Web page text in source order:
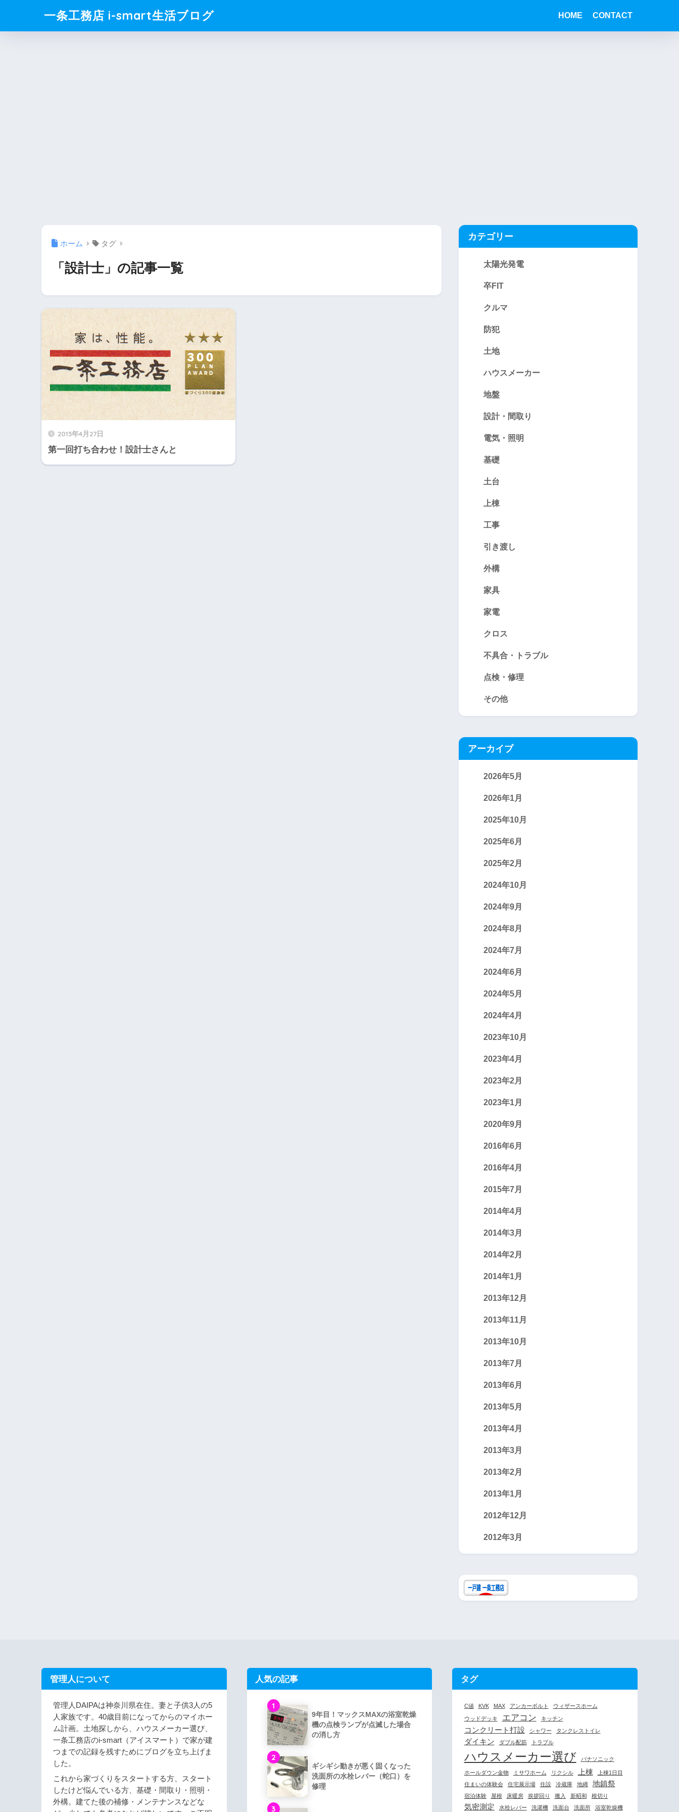
一条工務店 i-smart生活ブログ HOME CONTACT
ホーム タグ
「設計士」の記事一覧
2013年4月27日
第一回打ち合わせ！設計士さんと
カテゴリー
太陽光発電
卒FIT
クルマ
防犯
土地
ハウスメーカー
地盤
設計・間取り
電気・照明
基礎
土台
上棟
工事
引き渡し
外構
家具
家電
クロス
不具合・トラブル
点検・修理
その他
アーカイブ
2026年5月
2026年1月
2025年10月
2025年6月
2025年2月
2024年10月
2024年9月
2024年8月
2024年7月
2024年6月
2024年5月
2024年4月
2023年10月
2023年4月
2023年2月
2023年1月
2020年9月
2016年6月
2016年4月
2015年7月
2014年4月
2014年3月
2014年2月
2014年1月
2013年12月
2013年11月
2013年10月
2013年7月
2013年6月
2013年5月
2013年4月
2013年3月
2013年2月
2013年1月
2012年12月
2012年3月
管理人について
管理人DAIPAは神奈川県在住。妻と子供3人の5
人家族です。40歳目前になってからのマイホー
ム計画。土地探しから、ハウスメーカー選び、
一条工務店のi-smart（アイスマート）で家が建
つまでの記録を残すためにブログを立ち上げま
した。
これから家づくりをスタートする方、スタート
したけど悩んでいる方、基礎・間取り・照明・
外構。建てた後の補修・メンテナンスなどな
人気の記事
1
9年目！マックスMAXの浴室乾燥
機の点検ランプが点滅した場合
の消し方
2
ギシギシ動きが悪く固くなった
洗面所の水栓レバー（蛇口）を
修理
3
タグ
C値 KVK MAX アンカーボルト ウィザースホーム
ウッドデッキ エアコン キッチン
コンクリート打設 シャワー タンクレストイレ
ダイキン ダブル配筋 トラブル
ハウスメーカー選び パナソニック
ホールダウン金物 ミサワホーム リクシル 上棟
上棟1日目
住まいの体験会
住宅展示場 住設 冷蔵庫 地縄 地鎮祭
宿泊体験 屋根 床暖房 挨拶回り 搬入 新昭和 根切り
気密測定 水栓レバー 洗濯機 洗面台 洗面所 浴室乾燥機